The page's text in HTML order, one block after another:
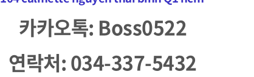
카카오톡: Boss0522
연락처: 034-337-5432